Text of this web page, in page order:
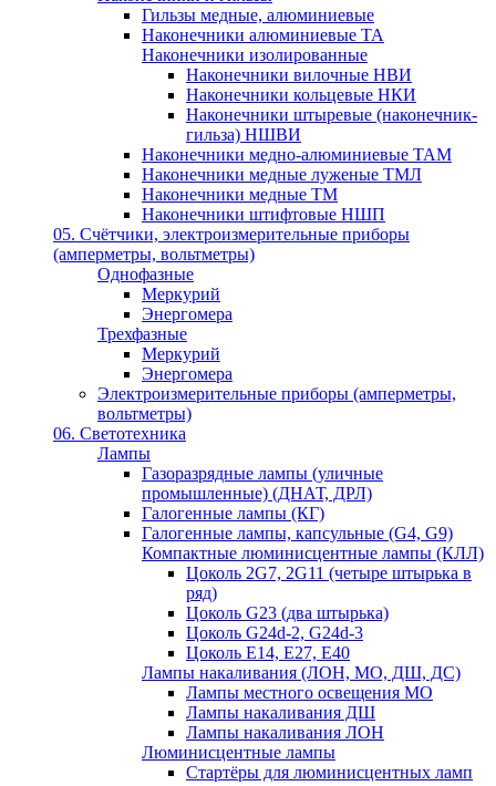
Гильзы медные, алюминиевые
Наконечники алюминиевые ТА
Наконечники изолированные
Наконечники вилочные НВИ
Наконечники кольцевые НКИ
Наконечники штыревые (наконечник-
гильза) НШВИ
Наконечники медно-алюминиевые ТАМ
Наконечники медные луженые ТМЛ
Наконечники медные ТМ
Наконечники штифтовые НШП
05. Счётчики, электроизмерительные приборы
(амперметры, вольтметры)
Однофазные
Меркурий
Энергомера
Трехфазные
Меркурий
Энергомера
Электроизмерительные приборы (амперметры,
вольтметры)
06. Светотехника
Лампы
Газоразрядные лампы (уличные
промышленные) (ДНАТ, ДРЛ)
Галогенные лампы (КГ)
Галогенные лампы, капсульные (G4, G9)
Компактные люминисцентные лампы (КЛЛ)
Цоколь 2G7, 2G11 (четыре штырька в
ряд)
Цоколь G23 (два штырька)
Цоколь G24d-2, G24d-3
Цоколь Е14, Е27, Е40
Лампы накаливания (ЛОН, МО, ДШ, ДС)
Лампы местного освещения МО
Лампы накаливания ДШ
Лампы накаливания ЛОН
Люминисцентные лампы
Стартёры для люминисцентных ламп